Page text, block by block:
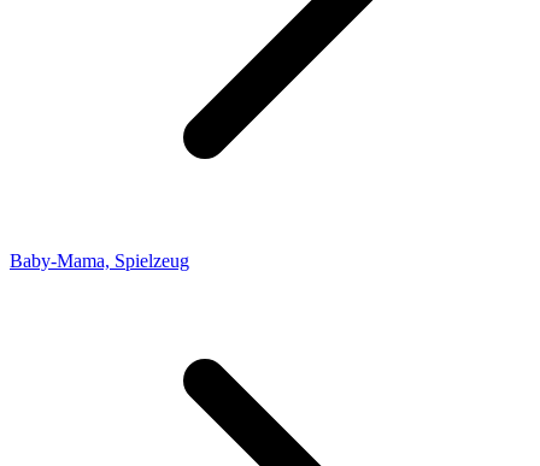
Baby-Mama, Spielzeug